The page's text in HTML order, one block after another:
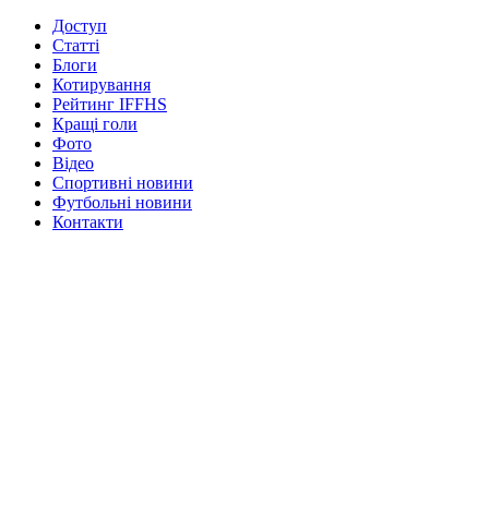
Доступ
Статті
Блоги
Котирування
Рейтинг IFFHS
Кращі голи
Фото
Відео
Спортивні новини
Футбольні новини
Контакти